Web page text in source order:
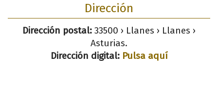
Dirección
Dirección postal: 33500 › Llanes › Llanes ›
Asturias.
Dirección digital: Pulsa aquí